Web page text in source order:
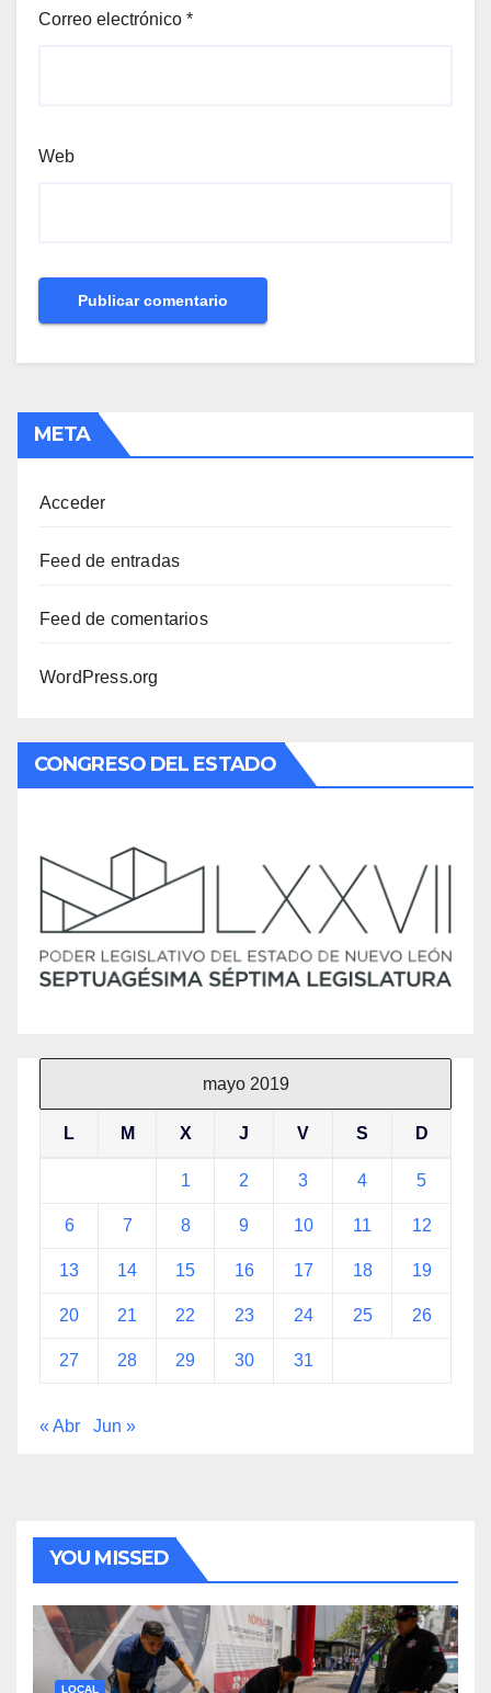
Correo electrónico *
Web
META
Acceder
Feed de entradas
Feed de comentarios
WordPress.org
CONGRESO DEL ESTADO
mayo 2019
L M X J V S D
1 2 3 4 5
6 7 8 9 10 11 12
13 14 15 16 17 18 19
20 21 22 23 24 25 26
27 28 29 30 31
« Abr Jun »
YOU MISSED
LOCAL